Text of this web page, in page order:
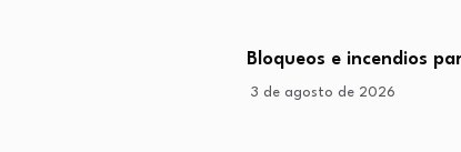
Bloqueos e incendios
3 de agosto de 2026